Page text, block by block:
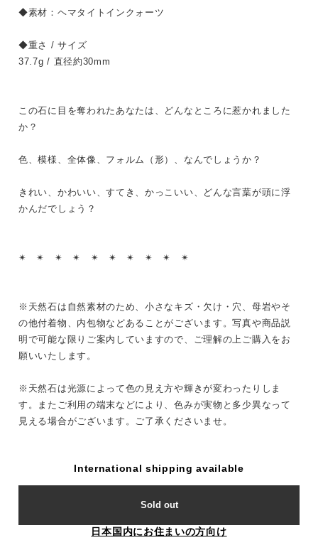
◆素材：ヘマタイトインクォーツ
◆重さ / サイズ
37.7g / 直径約30mm
この石に目を奪われたあなたは、どんなところに惹かれました
か？
色、模様、全体像、フォルム（形）、なんでしょうか？
きれい、かわいい、すてき、かっこいい、どんな言葉が頭に浮
かんだでしょう？
✴︎ ✴︎ ✴︎ ✴︎ ✴︎ ✴︎ ✴︎ ✴︎ ✴︎ ✴︎
※天然石は自然素材のため、小さなキズ・欠け・穴、母岩やそ
の他付着物、内包物などあることがございます。写真や商品説
明で可能な限りご案内していますので、ご理解の上ご購入をお
願いいたします。
※天然石は光源によって色の見え方や輝きが変わったりしま
す。またご利用の端末などにより、色みが実物と多少異なって
見える場合がございます。ご了承くださいませ。
International shipping available
Sold out
日本国内にお住まいの方向け